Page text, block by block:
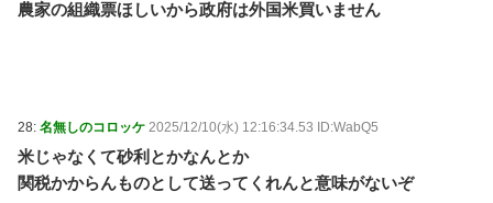
農家の組織票ほしいから政府は外国米買いません
28: 名無しのコロッケ 2025/12/10(水) 12:16:34.53 ID:WabQ5
米じゃなくて砂利とかなんとか
関税かからんものとして送ってくれんと意味がないぞ